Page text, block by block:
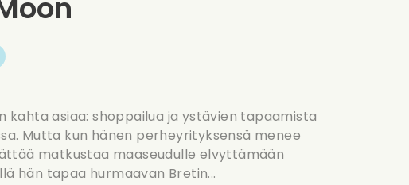
Romanttiset sarjat
kahta asiaa: shoppailua ja ystävien tapaamista
Mutta kun hänen perheyrityksensä menee
matkustaa maaseudulle elvyttämään
hän tapaa hurmaavan Bretin...